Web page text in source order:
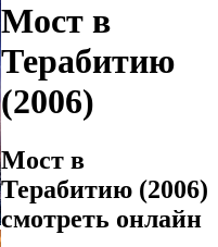
Мост в
Терабитию
(2006)
Мост в
Терабитию (2006)
смотреть онлайн